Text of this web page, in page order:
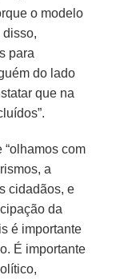
o modelo
disso,
para
do lado
que na
“olhamos com
a
cidadãos, e
da
é importante
É importante